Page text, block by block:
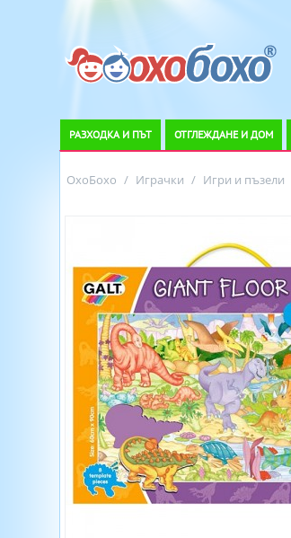
РАЗХОДКА И ПЪТ ОТГЛЕЖДАНЕ И ДОМ
ОхоБохо / Играчки / Игри и пъзели